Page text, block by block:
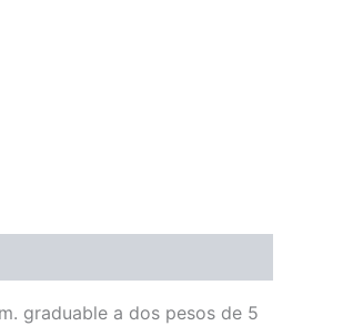
graduable a dos pesos de 5